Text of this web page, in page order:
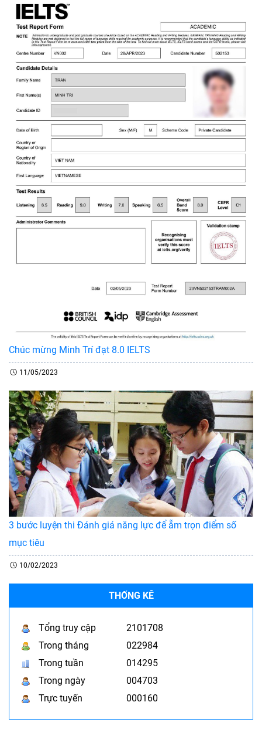
Chúc mừng Minh Trí đạt 8.0 IELTS
11/05/2023
3 bước luyện thi Đánh giá năng lực để ẵm trọn điểm số
mục tiêu
10/02/2023
THỐNG KÊ
Tổng truy cập
2101708
Trong tháng
022984
Trong tuần
014295
Trong ngày
004703
Trực tuyến
000160